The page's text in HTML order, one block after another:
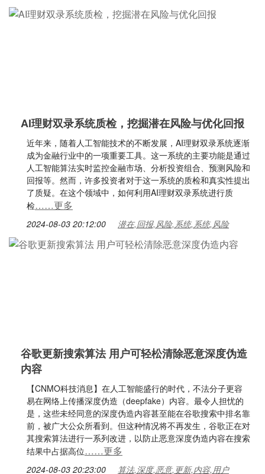
AI理财双录系统质检，挖掘潜在风险与优化回报
近年来，随着人工智能技术的不断发展，AI理财双录系统逐渐
成为金融行业中的一项重要工具。这一系统的主要功能是通过
人工智能算法实时监控金融市场、分析投资组合、预测风险和
回报等。然而，许多投资者对于这一系统的质检和真实性提出
了质疑。在这个领域中，如何利用AI理财双录系统进行质
检……更多
2024-08-03 20:12:00 潜在,回报,风险,系统,系统,风险
谷歌更新搜索算法 用户可轻松清除恶意深度伪造
内容
【CNMO科技消息】在人工智能盛行的时代，不法分子更容
易在网络上传播深度伪造（deepfake）内容。最令人担忧的
是，这些未经同意的深度伪造内容甚至能在谷歌搜索中排名靠
前，被广大公众所看到。但这种情况将不再发生，谷歌正在对
其搜索算法进行一系列改进，以防止恶意深度伪造内容在搜索
结果中占据高位……更多
2024-08-03 20:23:00 算法,深度,恶意,更新,内容,用户